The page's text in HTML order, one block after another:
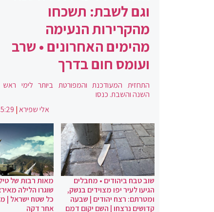
וגם לשבת: תשכחו
מהקרירות הנעימה
מהימים האחרונים • שרב
ועומס חום בדרך
התחזית המעודכנת והמפורטת ביותר לימי ראש
השנה והשבת. כנסו
אלי שפירא|
5:29
שוב טבח ביהודים • מחבלים
הגיעו לעיר יפו מצוידים בנשק,
ומטרתם: רצח יהודים | שבעה
קדושים נרצחו | השם יקום דמם
מאות רבות של
שוגרו הלילה
כל שטח ישראל |
אחר דקה